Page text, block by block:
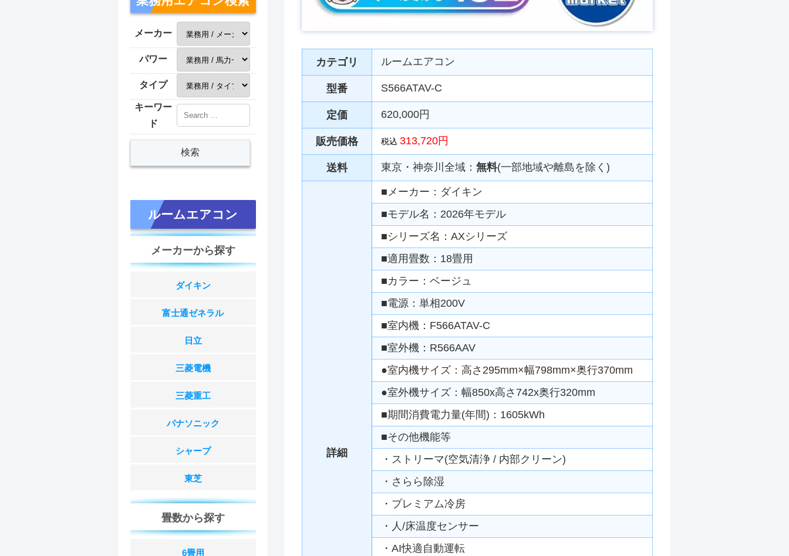
カテゴリ ルームエアコン
型番 S566ATAV-C
定価 620,000円
販売価格 税込 313,720円
送料 東京・神奈川全域： 無料(一部地域や離島を除く)
詳細
■メーカー：ダイキン
■モデル名：2026年モデル
■シリーズ名：AXシリーズ
■適用畳数：18畳用
■カラー：ベージュ
■電源：単相200V
■室内機：F566ATAV-C
■室外機：R566AAV
●室内機サイズ：高さ295mm×幅798mm×奥行370mm
●室外機サイズ：幅850x高さ742x奥行320mm
■期間消費電力量(年間)：1605kWh
■その他機能等
・ストリーマ(空気清浄 / 内部クリーン)
・さらら除湿
・プレミアム冷房
・人/床温度センサー
・AI快適自動運転
メーカー
パワー
タイプ
キーワー
ド
ルームエアコン
メーカーから探す
ダイキン
富士通ゼネラル
日立
三菱電機
三菱重工
パナソニック
シャープ
東芝
畳数から探す
6畳用